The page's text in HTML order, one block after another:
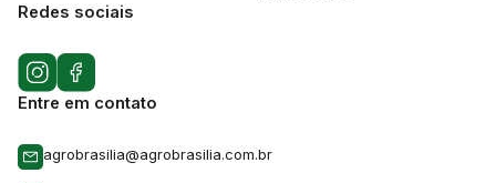
Redes sociais
Entre em contato
agrobrasilia@agrobrasilia.com.br